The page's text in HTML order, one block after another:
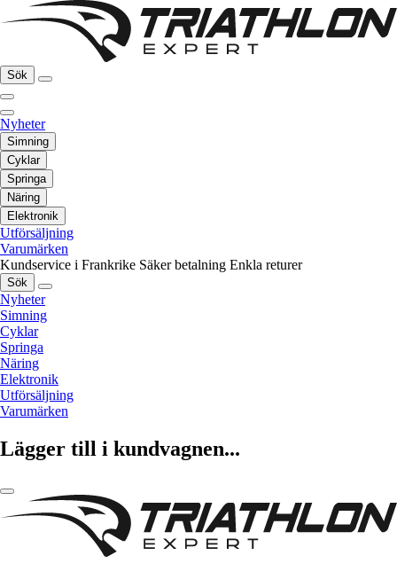
Sök
Nyheter
Simning
Cyklar
Springa
Näring
Elektronik
Utförsäljning
Varumärken
Kundservice i Frankrike Säker betalning Enkla returer
Sök
Nyheter
Simning
Cyklar
Springa
Näring
Elektronik
Utförsäljning
Varumärken
Lägger till i kundvagnen...